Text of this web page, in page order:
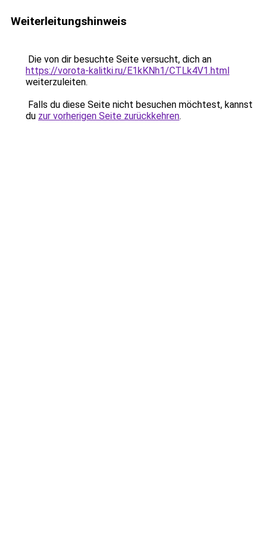
Weiterleitungshinweis
Die von dir besuchte Seite versucht, dich an
https://vorota-kalitki.ru/E1kKNh1/CTLk4V1.html
weiterzuleiten.
Falls du diese Seite nicht besuchen möchtest, kannst
du zur vorherigen Seite zurückkehren.